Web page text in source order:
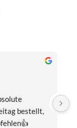
bestellt,